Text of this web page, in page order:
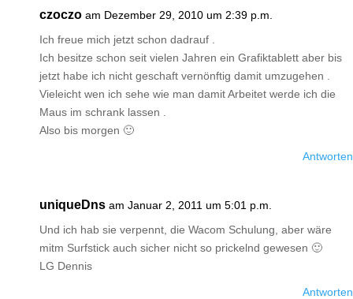
czoczo am Dezember 29, 2010 um 2:39 p.m.
Ich freue mich jetzt schon dadrauf .
Ich besitze schon seit vielen Jahren ein Grafiktablett aber bis
jetzt habe ich nicht geschaft vernönftig damit umzugehen .
Vieleicht wen ich sehe wie man damit Arbeitet werde ich die
Maus im schrank lassen .
Also bis morgen 🙂
Antworten
uniqueDns am Januar 2, 2011 um 5:01 p.m.
Und ich hab sie verpennt, die Wacom Schulung, aber wäre
mitm Surfstick auch sicher nicht so prickelnd gewesen 🙂
LG Dennis
Antworten